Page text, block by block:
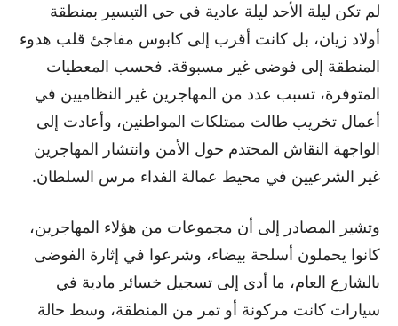
لم تكن ليلة الأحد ليلة عادية في حي التيسير بمنطقة
أولاد زيان، بل كانت أقرب إلى كابوس مفاجئ قلب هدوء
المنطقة إلى فوضى غير مسبوقة. فحسب المعطيات
المتوفرة، تسبب عدد من المهاجرين غير النظاميين في
أعمال تخريب طالت ممتلكات المواطنين، وأعادت إلى
الواجهة النقاش المحتدم حول الأمن وانتشار المهاجرين
غير الشرعيين في محيط عمالة الفداء مرس السلطان.
وتشير المصادر إلى أن مجموعات من هؤلاء المهاجرين،
كانوا يحملون أسلحة بيضاء، وشرعوا في إثارة الفوضى
بالشارع العام، ما أدى إلى تسجيل خسائر مادية في
سيارات كانت مركونة أو تمر من المنطقة، وسط حالة